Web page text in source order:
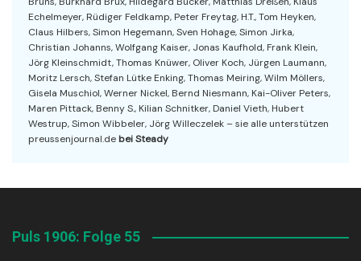
Echelmeyer, Rüdiger Feldkamp, Peter Freytag, H.T., Tom Heyken,
Claus Hilbers, Simon Hegemann, Sven Hohage, Simon Jirka,
Christian Johanns, Wolfgang Kaiser, Jonas Kaufhold, Frank Klein,
Jörg Kleinschmidt, Thomas Knüwer, Oliver Koch, Jürgen Laumann,
Moritz Lersch, Stefan Lütke Enking, Thomas Meiring, Wilm Möllers,
Gisela Muschiol, Werner Nickel, Bernd Niesmann, Kai-Oliver Peters,
Maren Pittack, Benny S., Kilian Schnitker, Daniel Vieth, Hubert
Westrup, Simon Wibbeler, Jörg Willeczelek – sie alle unterstützen
preussenjournal.de bei Steady
Puls 1906: Folge 55